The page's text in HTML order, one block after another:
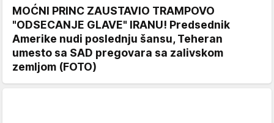
MOĆNI PRINC ZAUSTAVIO TRAMPOVO
"ODSECANJE GLAVE" IRANU! Predsednik
Amerike nudi poslednju šansu, Teheran
umesto sa SAD pregovara sa zalivskom
zemljom (FOTO)